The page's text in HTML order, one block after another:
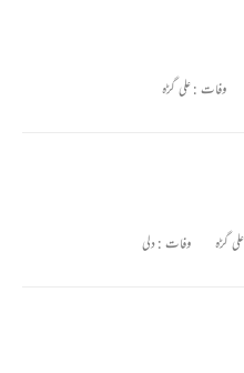
وفات : علی گڑہ
علی گڑہ وفات :دلی